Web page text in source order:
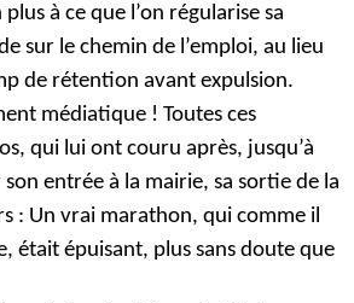
à ce que l’on régularise sa
sur le chemin de l’emploi, au lieu
de rétention avant expulsion.
médiatique ! Toutes ces
qui lui ont couru après, jusqu’à
entrée à la mairie, sa sortie de la
: Un vrai marathon, qui comme il
était épuisant, plus sans doute que